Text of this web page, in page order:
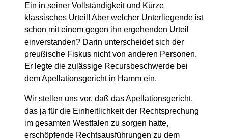
Ein in seiner Vollständigkeit und Kürze
klassisches Urteil! Aber welcher Unterliegende ist
schon mit einem gegen ihn ergehenden Urteil
einverstanden? Darin unterscheidet sich der
preußische Fiskus nicht von anderen Personen.
Er legte die zulässige Recursbeschwerde bei
dem Apellationsgericht in Hamm ein.
Wir stellen uns vor, daß das Apellationsgericht,
das ja für die Einheitlichkeit der Rechtsprechung
im gesamten Westfalen zu sorgen hatte,
erschöpfende Rechtsausführungen zu dem